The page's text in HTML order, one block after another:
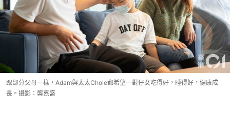
跟部分父母一樣，Adam與太太Chole都希望一對仔女吃得好，睡得好，健康成
長。攝影：龔嘉盛